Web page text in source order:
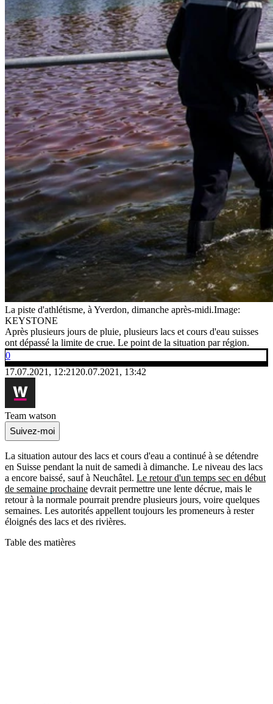
La piste d'athlétisme, à Yverdon, dimanche après-midi.Image:
KEYSTONE
Après plusieurs jours de pluie, plusieurs lacs et cours d'eau suisses
ont dépassé la limite de crue. Le point de la situation par région.
0
17.07.2021, 12:21 20.07.2021, 13:42
Team watson
Suivez-moi
La situation autour des lacs et cours d'eau a continué à se détendre
en Suisse pendant la nuit de samedi à dimanche. Le niveau des lacs
a encore baissé, sauf à Neuchâtel. Le retour d'un temps sec en début
de semaine prochaine devrait permettre une lente décrue, mais le
retour à la normale pourrait prendre plusieurs jours, voire quelques
semaines. Les autorités appellent toujours les promeneurs à rester
éloignés des lacs et des rivières.
Table des matières